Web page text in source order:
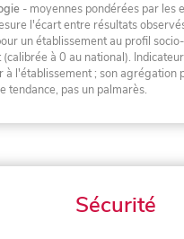
- moyennes pondérées par les
l'écart entre résultats
un établissement au profil
à 0 au national).
à l'établissement ; son agrégation
tendance, pas un palmarès.
Sécurité